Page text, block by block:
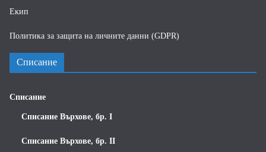
Екип
Политика за защита на личните данни (GDPR)
Списание
Списание
Списание Върхове, бр. I
Списание Върхове, бр. II